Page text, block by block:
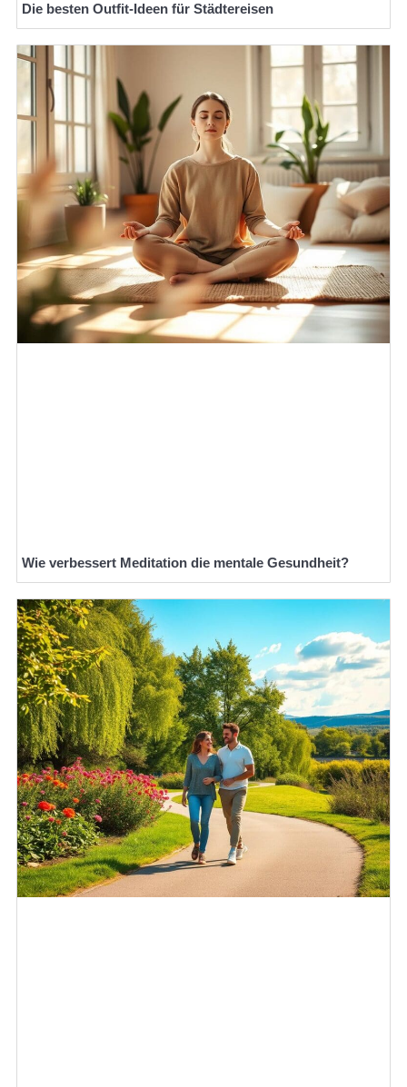
Die besten Outfit-Ideen für Städtereisen
Wie verbessert Meditation die mentale Gesundheit?